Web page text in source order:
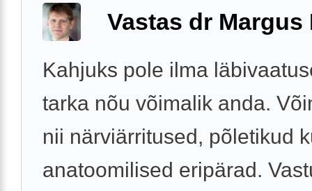
Vastas dr Margus
Kahjuks pole ilma
tarka nõu võimalik anda.
nii närviärritused, põletikud
anatoomilised eripärad.